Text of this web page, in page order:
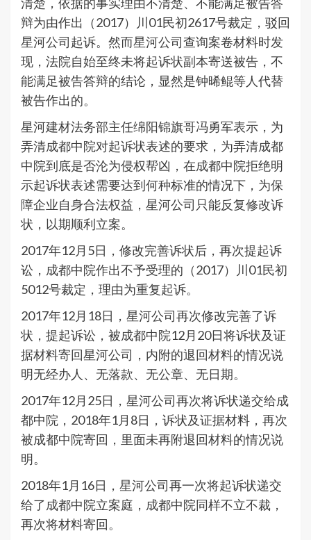
辩为由作出（2017）川01民初2617号裁定，驳回
星河公司起诉。然而星河公司查询案卷材料时发
现，法院自始至终未将起诉状副本寄送被告，不
能满足被告答辩的结论，显然是钟晞鲲等人代替
被告作出的。
星河建材法务部主任绵阳锦旗哥冯勇军表示，为
弄清成都中院对起诉状表述的要求，为弄清成都
中院到底是否沦为侵权帮凶，在成都中院拒绝明
示起诉状表述需要达到何种标准的情况下，为保
障企业自身合法权益，星河公司只能反复修改诉
状，以期顺利立案。
2017年12月5日，修改完善诉状后，再次提起诉
讼，成都中院作出不予受理的（2017）川01民初
5012号裁定，理由为重复起诉。
2017年12月18日，星河公司再次修改完善了诉
状，提起诉讼，被成都中院12月20日将诉状及证
据材料寄回星河公司，内附的退回材料的情况说
明无经办人、无落款、无公章、无日期。
2017年12月25日，星河公司再次将诉状递交给成
都中院，2018年1月8日，诉状及证据材料，再次
被成都中院寄回，里面未再附退回材料的情况说
明。
2018年1月16日，星河公司再一次将起诉状递交
给了成都中院立案庭，成都中院同样不立不裁，
再次将材料寄回。